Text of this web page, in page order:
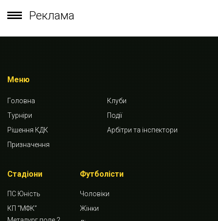
Реклама
Меню
Головна
Клуби
Турніри
Події
Рішення КДК
Арбітри та інспектори
Призначення
Стадіони
ПС Юність
КП “МФК”
Футболісти
Чоловіки
Жінки